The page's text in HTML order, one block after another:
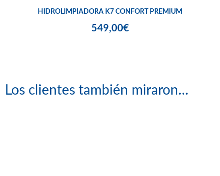
HIDROLIMPIADORA K7 CONFORT PREMIUM
549,00€
Los clientes también miraron...